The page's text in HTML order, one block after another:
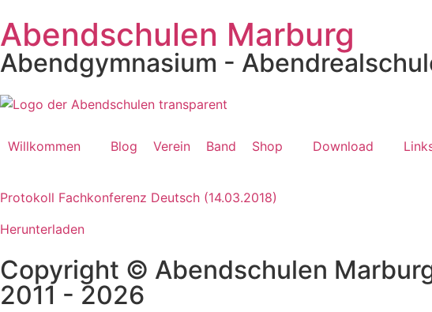
Abendschulen Marburg
Abendgymnasium -
Willkommen Blog Verein Band Shop Download
Protokoll Fachkonferenz Deutsch (14.03.2018)
Herunterladen
Copyright © Abendschulen
2011 - 2026